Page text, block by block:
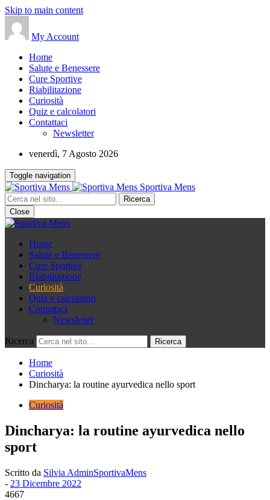
Skip to main content
My Account
Home
Salute e Benessere
Cure Sportive
Riabilitazione
Curiosità
Quiz e calcolatori
Contattaci
Newsletter
venerdì, 7 Agosto 2026
Toggle navigation
Sportiva Mens
Close
Home
Salute e Benessere
Cure Sportive
Riabilitazione
Curiosità
Quiz e calcolatori
Contattaci
Newsletter
Ricerca
Home
Curiosità
Dincharya: la routine ayurvedica nello sport
Curiosità
Dincharya: la routine ayurvedica nello
sport
Scritto da Silvia AdminSportivaMens
- 23 Dicembre 2022
4667